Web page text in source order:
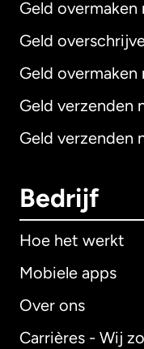
Geld overmaken
Geld
Geld overmaken
Geld verzenden
Geld verzenden
Bedrijf
Hoe het werkt
Mobiele apps
Over ons
Carrières - Wij